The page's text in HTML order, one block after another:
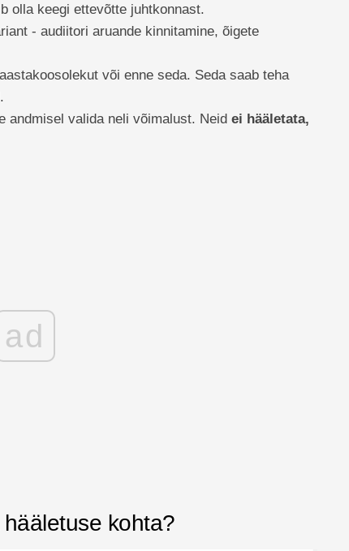
olla keegi ettevõtte juhtkonnast.
- audiitori aruande kinnitamine, õigete
või enne seda. Seda saab teha
andmisel valida neli võimalust. Neid ei hääletata,
ad
kohta?